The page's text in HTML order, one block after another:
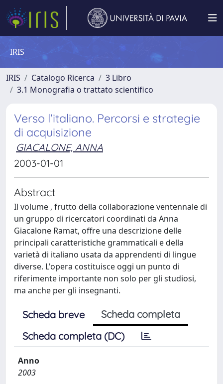
IRIS
IRIS Catalogo Ricerca
3 Libro
3.1 Monografia o trattato scientifico
Verso l'italiano. Percorsi e strategie
di acquisizione
GIACALONE, ANNA
2003-01-01
Abstract
Il volume , frutto della collaborazione ventennale di
un gruppo di ricercatori coordinati da Anna
Giacalone Ramat, offre una descrizione delle
principali caratteristiche grammaticali e della
varietà di italiano usata da apprendenti di lingue
diverse. L'opera costituisce oggi un punto di
riferimente importante non solo per gli studiosi,
ma anche per gli insegnanti.
Scheda breve
Scheda completa
Scheda completa (DC)
Anno
2003